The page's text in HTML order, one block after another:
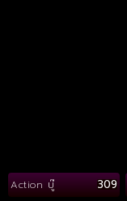
Action บู๊ 309